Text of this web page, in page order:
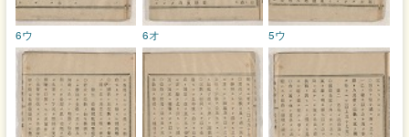
5ウ
6オ
6ウ